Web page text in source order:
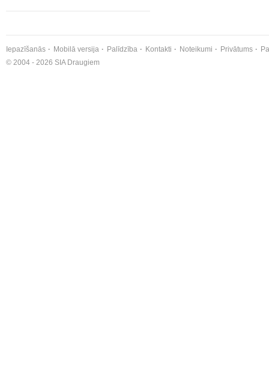
Iepazīšanās Mobilā versija Palīdzība Kontakti Noteikumi Privātums
© 2004 - 2026 SIA Draugiem